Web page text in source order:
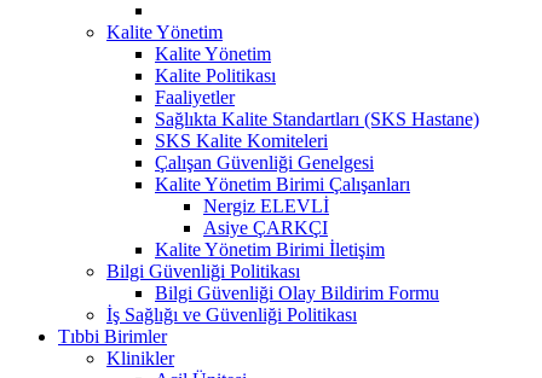
Kalite Yönetim
Kalite Yönetim
Kalite Politikası
Faaliyetler
Sağlıkta Kalite Standartları (SKS Hastane)
SKS Kalite Komiteleri
Çalışan Güvenliği Genelgesi
Kalite Yönetim Birimi Çalışanları
Nergiz ELEVLİ
Asiye ÇARKÇI
Kalite Yönetim Birimi İletişim
Bilgi Güvenliği Politikası
Bilgi Güvenliği Olay Bildirim Formu
İş Sağlığı ve Güvenliği Politikası
Tıbbi Birimler
Klinikler